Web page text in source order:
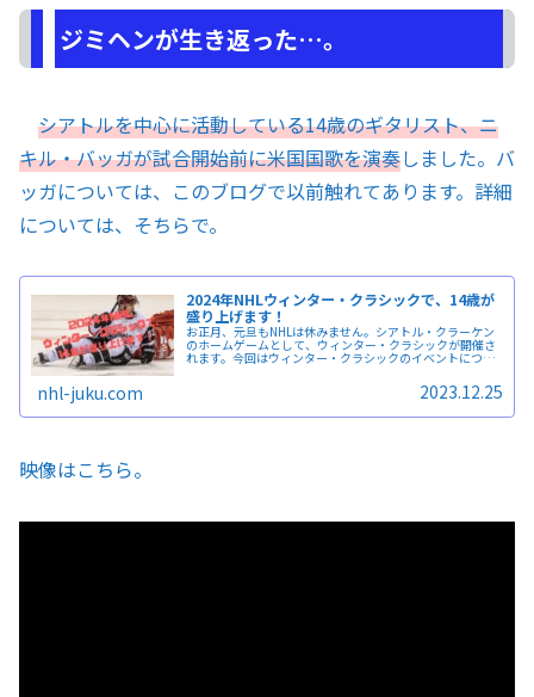
ジミヘンが生き返った…。
シアトルを中心に活動している14歳のギタリスト、ニ
キル・バッガが試合開始前に米国国歌を演奏しました。バ
ッガについては、このブログで以前触れてあります。詳細
については、そちらで。
2024年NHLウィンター・クラシックで、14歳が
盛り上げます！
お正月、元旦もNHLは休みません。シアトル・クラーケン
のホームゲームとして、ウィンター・クラシックが開催さ
れます。今回はウィンター・クラシックのイベントについ
nhl-juku.com 2023.12.25
映像はこちら。